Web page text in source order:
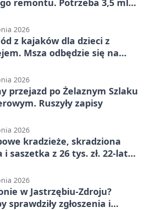
2026
z kajaków dla dzieci z
Msza odbędzie się na
2026
przejazd po Żelaznym Szlaku
Ruszyły zapisy
2026
kradzieże, skradziona
saszetka z 26 tys. zł. 22-latek
2026
w Jastrzębiu-Zdroju?
sprawdziły zgłoszenia i